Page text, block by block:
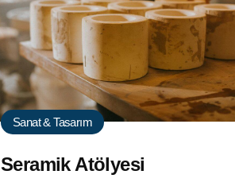
Sanat & Tasarım
Seramik Atölyesi